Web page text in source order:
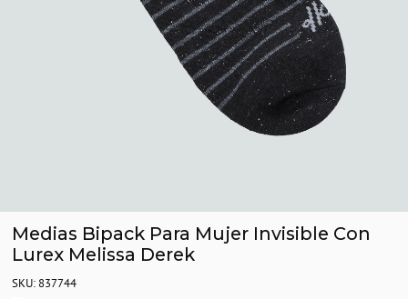
Medias Bipack Para Mujer Invisible Con
Lurex Melissa Derek
SKU: 837744